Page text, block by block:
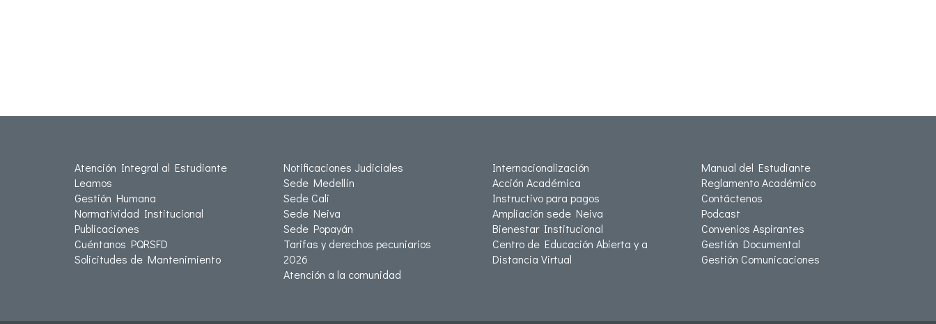
Atención Integral al Estudiante
Leamos
Gestión Humana
Normatividad Institucional
Publicaciones
Cuéntanos PQRSFD
Solicitudes de Mantenimiento
Notificaciones Judiciales
Sede Medellín
Sede Cali
Sede Neiva
Sede Popayán
Tarifas y derechos pecuniarios
2026
Atención a la comunidad
Internacionalización
Acción Académica
Instructivo para pagos
Ampliación sede Neiva
Bienestar Institucional
Centro de Educación Abierta y a
Distancia Virtual
Manual del Estudiante
Reglamento Académico
Contáctenos
Podcast
Convenios Aspirantes
Gestión Documental
Gestión Comunicaciones